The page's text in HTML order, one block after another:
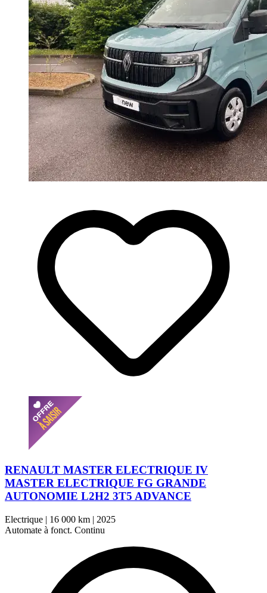
RENAULT MASTER ELECTRIQUE IV
MASTER ELECTRIQUE FG GRANDE
AUTONOMIE L2H2 3T5 ADVANCE
Electrique | 16 000 km | 2025
Automate à fonct. Continu